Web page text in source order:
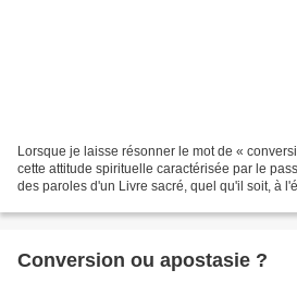
Lorsque je laisse résonner le mot de «
cette attitude spirituelle caractérisée par le
des paroles d'un Livre sacré, quel qu'il soit, à
Conversion ou apostasie ?